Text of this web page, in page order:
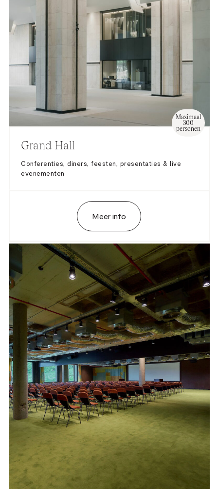
Grand Hall
Maximaal
300
personen
Conferenties, diners, feesten, presentaties & live
evenementen
Meer info